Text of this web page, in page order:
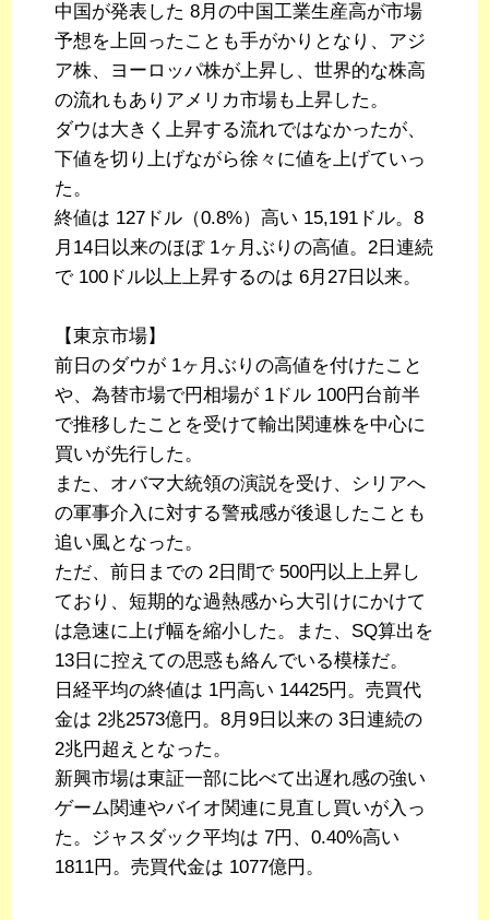
中国が発表した 8月の中国工業生産高が市場
予想を上回ったことも手がかりとなり、アジ
ア株、ヨーロッパ株が上昇し、世界的な株高
の流れもありアメリカ市場も上昇した。
ダウは大きく上昇する流れではなかったが、
下値を切り上げながら徐々に値を上げていっ
た。
終値は 127ドル（0.8%）高い 15,191ドル。8
月14日以来のほぼ 1ヶ月ぶりの高値。2日連続
で 100ドル以上上昇するのは 6月27日以来。
【東京市場】
前日のダウが 1ヶ月ぶりの高値を付けたこと
や、為替市場で円相場が 1ドル 100円台前半
で推移したことを受けて輸出関連株を中心に
買いが先行した。
また、オバマ大統領の演説を受け、シリアへ
の軍事介入に対する警戒感が後退したことも
追い風となった。
ただ、前日までの 2日間で 500円以上上昇し
ており、短期的な過熱感から大引けにかけて
は急速に上げ幅を縮小した。また、SQ算出を
13日に控えての思惑も絡んでいる模様だ。
日経平均の終値は 1円高い 14425円。売買代
金は 2兆2573億円。8月9日以来の 3日連続の
2兆円超えとなった。
新興市場は東証一部に比べて出遅れ感の強い
ゲーム関連やバイオ関連に見直し買いが入っ
た。ジャスダック平均は 7円、0.40%高い
1811円。売買代金は 1077億円。